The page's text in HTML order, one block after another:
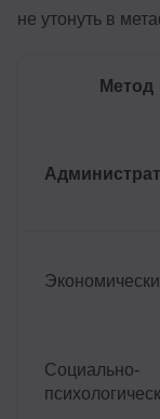
не утонуть в
Метод
Социально-